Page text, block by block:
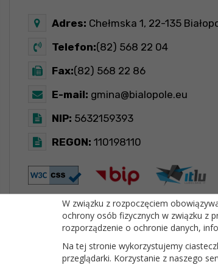
Adres: Chełmska 1, 22-135
Telefon:(82) 568 22 04
Fax:(82) 568 22 86
E-mail: gmina@bialopole.eu
NIP: 5632159393
REGON: 110198110
OFICJALNY SERWIS INTERNETOWY GMINY BIAŁOPOLE
W związku z rozpoczęciem
ochrony osób fizycznych w związku z
rozporządzenie o ochronie danych,
Na tej stronie wykorzystujemy
przeglądarki. Korzystanie z naszego